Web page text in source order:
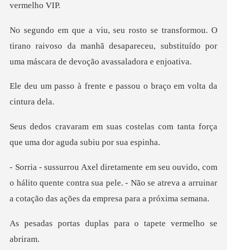
O
tirano raivoso da manhã desapareceu, substituído
nte e passou o braço e
telas com tanta força
que uma d
o hálito quente contra sua pele. - Não se atreva a arru
uplas para o tapete